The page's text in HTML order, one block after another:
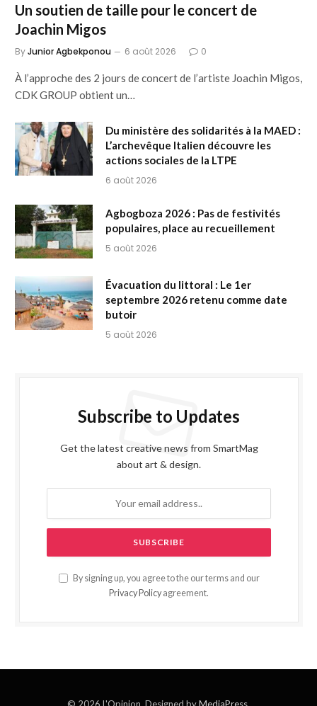
Un soutien de taille pour le concert de
Joachin Migos
ByJunior Agbekponou 6 août 2026 0
À l’approche des 2 jours de concert de l’artiste Joachin Migos,
CDK GROUP obtient un…
Du ministère des solidarités à la MAED :
L’archevêque Italien découvre les
actions sociales de la LTPE
6 août 2026
Agbogboza 2026 : Pas de festivités
populaires, place au recueillement
5 août 2026
Évacuation du littoral : Le 1er
septembre 2026 retenu comme date
butoir
5 août 2026
Subscribe to Updates
Get the latest creative news from SmartMag
about art & design.
By signing up, you agree to the our terms and our
Privacy Policy agreement.